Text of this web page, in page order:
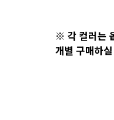
※ 각 컬러는
개별 구매하